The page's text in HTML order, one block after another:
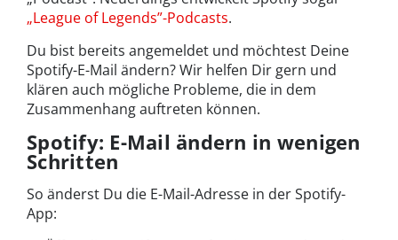
„League of Legends”-Podcasts.
Du bist bereits angemeldet und möchtest Deine
Spotify-E-Mail ändern? Wir helfen Dir gern und
klären auch mögliche Probleme, die in dem
Zusammenhang auftreten können.
Spotify: E-Mail ändern in wenigen
Schritten
So änderst Du die E-Mail-Adresse in der Spotify-
App: